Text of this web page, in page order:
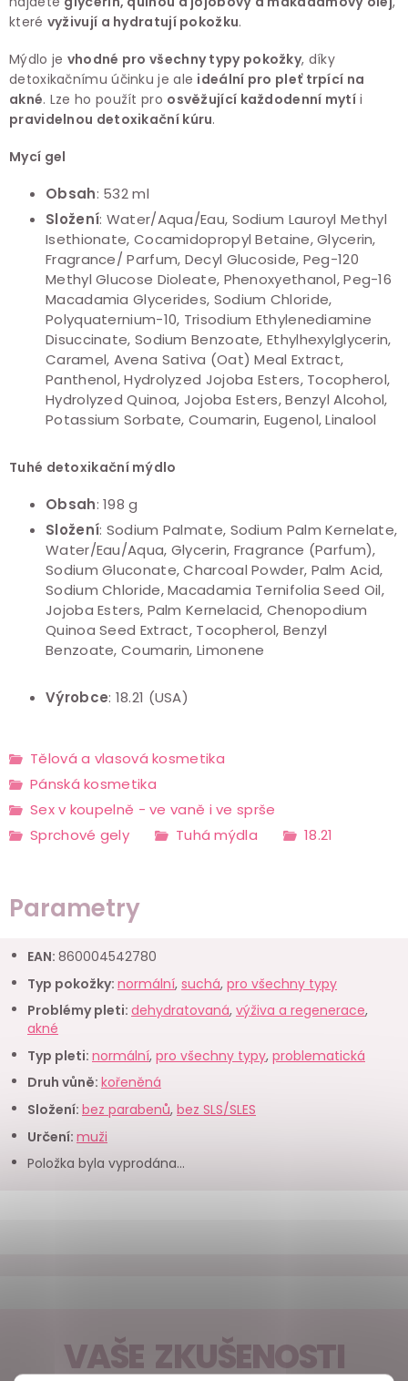
které vyživují a hydratují pokožku.
Mýdlo je vhodné pro všechny typy pokožky, díky
detoxikačnímu účinku je ale ideální pro pleť trpící na
akné. Lze ho použít pro osvěžující každodenní mytí i
pravidelnou detoxikační kúru.
Mycí gel
Obsah: 532 ml
Složení: Water/Aqua/Eau, Sodium Lauroyl Methyl
Isethionate, Cocamidopropyl Betaine, Glycerin,
Fragrance/ Parfum, Decyl Glucoside, Peg-120
Methyl Glucose Dioleate, Phenoxyethanol, Peg-16
Macadamia Glycerides, Sodium Chloride,
Polyquaternium-10, Trisodium Ethylenediamine
Disuccinate, Sodium Benzoate, Ethylhexylglycerin,
Caramel, Avena Sativa (Oat) Meal Extract,
Panthenol, Hydrolyzed Jojoba Esters, Tocopherol,
Hydrolyzed Quinoa, Jojoba Esters, Benzyl Alcohol,
Potassium Sorbate, Coumarin, Eugenol, Linalool
Tuhé detoxikační mýdlo
Obsah: 198 g
Složení: Sodium Palmate, Sodium Palm Kernelate,
Water/Eau/Aqua, Glycerin, Fragrance (Parfum),
Sodium Gluconate, Charcoal Powder, Palm Acid,
Sodium Chloride, Macadamia Ternifolia Seed Oil,
Jojoba Esters, Palm Kernelacid, Chenopodium
Quinoa Seed Extract, Tocopherol, Benzyl
Benzoate, Coumarin, Limonene
Výrobce: 18.21 (USA)
Tělová a vlasová kosmetika
Pánská kosmetika
Sex v koupelně - ve vaně i ve sprše
Sprchové gely
Tuhá mýdla 18.21
Parametry
EAN: 860004542780
Typ pokožky: normální, suchá, pro všechny typy
Problémy pleti: dehydratovaná, výživa a regenerace,
akné
Typ pleti: normální, pro všechny typy, problematická
Druh vůně: kořeněná
Složení: bez parabenů, bez SLS/SLES
Určení: muži
Položka byla vyprodána…
VAŠE ZKUŠENOSTI